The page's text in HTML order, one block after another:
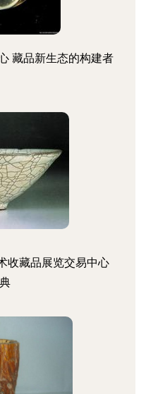
藏品新生态的构建者
收藏品展览交易中心